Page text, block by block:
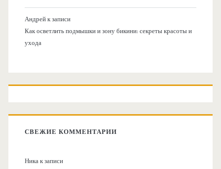
Андрейк записи
Как осветлить подмышки и зону бикини: секреты красоты и
ухода
СВЕЖИЕ КОММЕНТАРИИ
Никак записи